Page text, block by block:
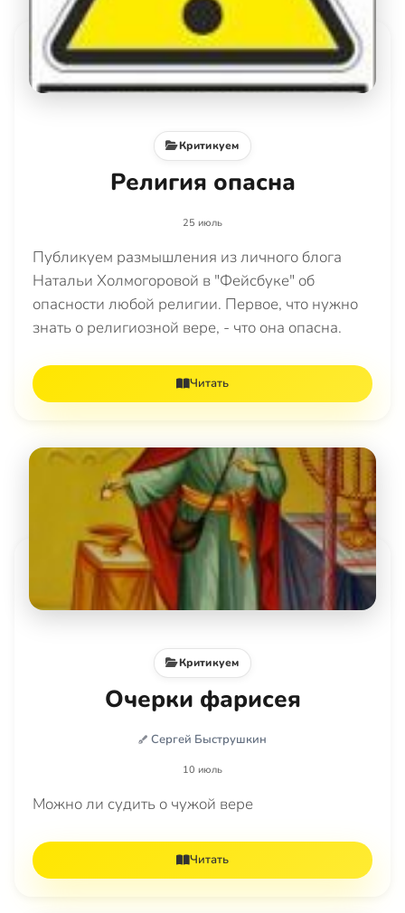
Критикуем
Религия опасна
25 июль
Публикуем размышления из личного блога
Натальи Холмогоровой в "Фейсбуке" об
опасности любой религии. Первое, что нужно
знать о религиозной вере, - что она опасна.
Читать
Критикуем
Очерки фарисея
Сергей Быструшкин
10 июль
Можно ли судить о чужой вере
Читать